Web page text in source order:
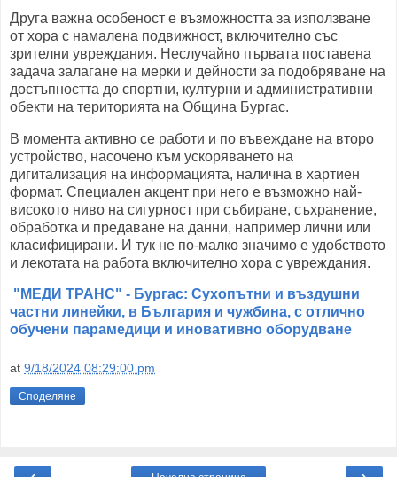
Друга важна особеност е възможността за използване
от хора с намалена подвижност, включително със
зрителни увреждания. Неслучайно първата поставена
задача залагане на мерки и дейности за подобряване на
достъпността до спортни, културни и административни
обекти на територията на Община Бургас.
В момента активно се работи и по въвеждане на второ
устройство, насочено към ускоряването на
дигитализация на информацията, налична в хартиен
формат. Специален акцент при него е възможно най-
високото ниво на сигурност при събиране, съхранение,
обработка и предаване на данни, например лични или
класифицирани. И тук не по-малко значимо е удобството
и лекотата на работа включително хора с увреждания.
"МЕДИ ТРАНС" - Бургас: Сухопътни и въздушни
частни линейки, в България и чужбина, с отлично
обучени парамедици и иновативно оборудване
at 9/18/2024 08:29:00 pm
Споделяне